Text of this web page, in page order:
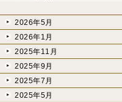
2026年5月
2026年1月
2025年11月
2025年9月
2025年7月
2025年5月